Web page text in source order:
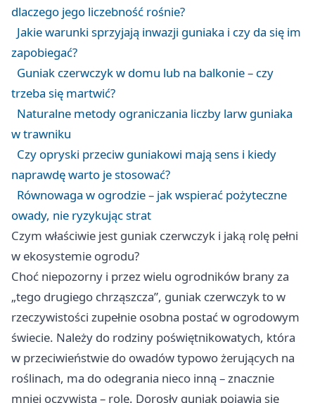
dlaczego jego liczebność rośnie?
Jakie warunki sprzyjają inwazji guniaka i czy da się im
zapobiegać?
Guniak czerwczyk w domu lub na balkonie – czy
trzeba się martwić?
Naturalne metody ograniczania liczby larw guniaka
w trawniku
Czy opryski przeciw guniakowi mają sens i kiedy
naprawdę warto je stosować?
Równowaga w ogrodzie – jak wspierać pożyteczne
owady, nie ryzykując strat
Czym właściwie jest guniak czerwczyk i jaką rolę pełni
w ekosystemie ogrodu?
Choć niepozorny i przez wielu ogrodników brany za
„tego drugiego chrząszcza”, guniak czerwczyk to w
rzeczywistości zupełnie osobna postać w ogrodowym
świecie. Należy do rodziny poświętnikowatych, która
w przeciwieństwie do owadów typowo żerujących na
roślinach, ma do odegrania nieco inną – znacznie
mniej oczywistą – rolę. Dorosły guniak pojawia się